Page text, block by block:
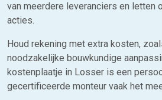
van meerdere leveranciers en letten
acties.
Houd rekening met extra kosten,
noodzakelijke bouwkundige
kostenplaatje in Losser is een
gecertificeerde monteur vaak het